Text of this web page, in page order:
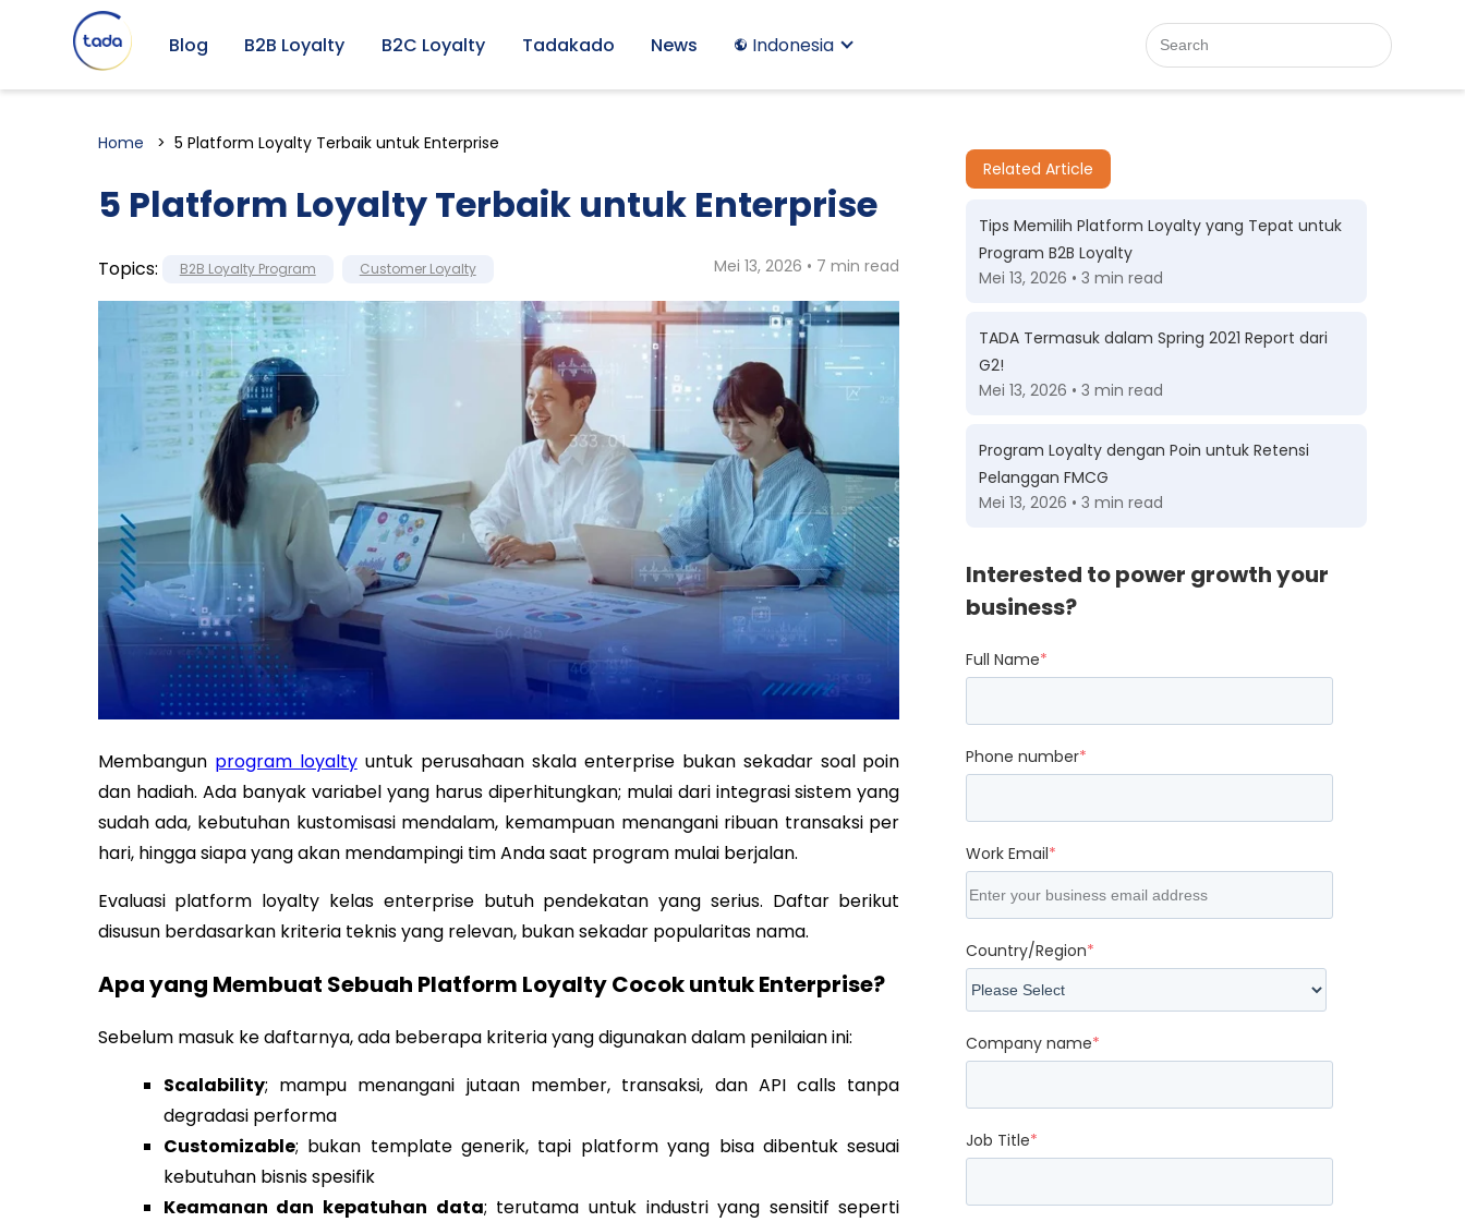
Blog B2B Loyalty B2C Loyalty Tadakado News Indonesia
Home 5 Platform Loyalty Terbaik untuk Enterprise
5 Platform Loyalty Terbaik untuk Enterprise
Topics: B2B Loyalty Program Customer Loyalty Mei 13, 2026 • 7 min read
Membangun program loyaltyuntuk perusahaan skala enterprise bukan sekadar soal poin
dan hadiah. Ada banyak variabel yang harus diperhitungkan; mulai dari integrasi sistem yang
sudah ada, kebutuhan kustomisasi mendalam, kemampuan menangani ribuan transaksi per
hari, hingga siapa yang akan mendampingi tim Anda saat program mulai berjalan.
Evaluasi platform loyalty kelas enterprise butuh pendekatan yang serius. Daftar berikut
disusun berdasarkan kriteria teknis yang relevan, bukan sekadar popularitas nama.
Apa yang Membuat Sebuah Platform Loyalty Cocok untuk Enterprise?
Sebelum masuk ke daftarnya, ada beberapa kriteria yang digunakan dalam penilaian ini:
Scalability; mampu menangani jutaan member, transaksi, dan API calls tanpa
degradasi performa
Customizable; bukan template generik, tapi platform yang bisa dibentuk sesuai
kebutuhan bisnis spesifik
Keamanan dan kepatuhan data; terutama untuk industri yang sensitif seperti
Related Article
Tips Memilih Platform Loyalty yang Tepat untuk
Program B2B Loyalty
Mei 13, 2026 • 3 min read
TADA Termasuk dalam Spring 2021 Report dari
G2!
Mei 13, 2026 • 3 min read
Program Loyalty dengan Poin untuk Retensi
Pelanggan FMCG
Mei 13, 2026 • 3 min read
Interested to power growth your
business?
Full Name*
Phone number*
Work Email*
Country/Region*
Company name*
Job Title*